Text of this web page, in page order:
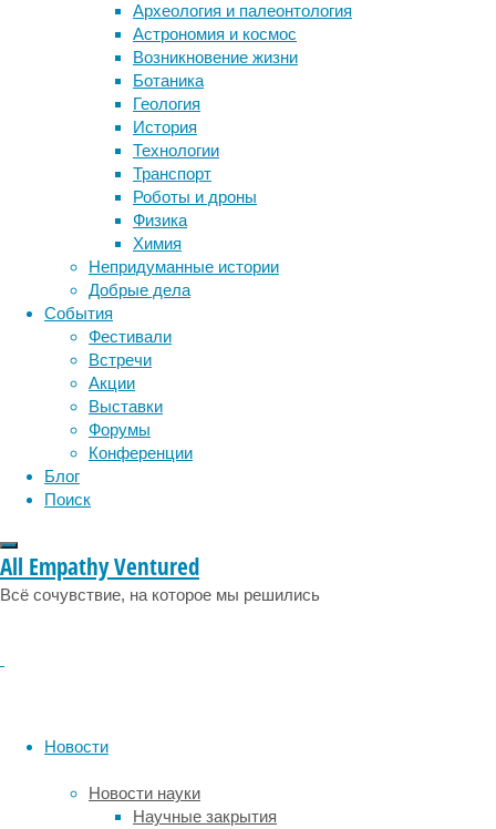
Археология и палеонтология
Астрономия и космос
Возникновение жизни
Ботаника
Геология
История
Технологии
Транспорт
Роботы и дроны
Физика
Химия
Непридуманные истории
Добрые дела
События
Фестивали
Встречи
Акции
Выставки
Форумы
Конференции
Блог
Поиск
All Empathy Ventured
Всё сочувствие, на которое мы решились
Новости
Новости науки
Научные закрытия
зарождении
жизни.
Но
он
невозможен
без
азота,
одного
из
самых
распространенных
элементов
на
Земле.
Азот
занимает
почти
три
четверти
объема
находится
в
такой
могут
Преобразование
азота
инструменты и методы инфекции
исследования
лекарства медицина
мозг наука
нейробиология
нейрофизиология
онкология
поведение
сон социальные проблемы
физиология
эмоции